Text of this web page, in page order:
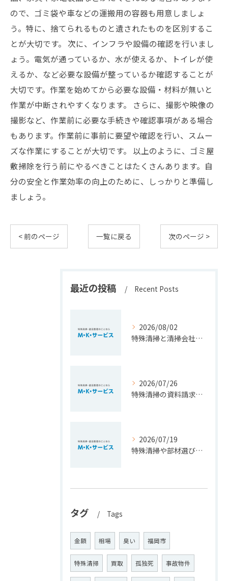
ので、ゴミ袋や車などの運搬用の容器も用意しましょ
う。特に、捨てられるものと遺されたものを区別するこ
とが大切です。 次に、インフラや設備の確認を行いまし
ょう。電気が通っているか、水が使えるか、トイレが使
えるか、など必要な設備が整っているか確認することが
大切です。作業を始めてから必要な設備・材料が無いと
作業が中断されやすくなります。 さらに、撮影や映像の
撮影など、作業前に必要な手続きや確認事項がある場合
もあります。作業前に事前に要望や確認を行い、スムー
ズな作業にすることが大切です。 以上のように、ゴミ屋
敷掃除を行う前にやるべきことはたくさんあります。自
分の安全と作業効率の向上のために、しっかりと準備し
ましょう。
< 前のページ 一覧に戻る 次のページ >
最近の投稿 Recent Posts
2026/08/02
特殊清掃と清掃会社選びを福岡県北九州市小倉南区で安心して進めるための大切なポイント
2026/07/26
特殊清掃の資料請求で費用相場や依頼基準を正しく知るための徹底ガイド
2026/07/19
特殊清掃や部材選びのポイントを福岡県豊前市で安心費用とともに徹底解説
タグ Tags
金額 相場 臭い 福岡市
特殊清掃 買取 孤独死 事故物件